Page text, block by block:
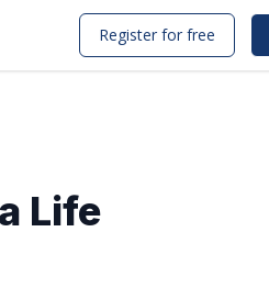
Register for free
Life